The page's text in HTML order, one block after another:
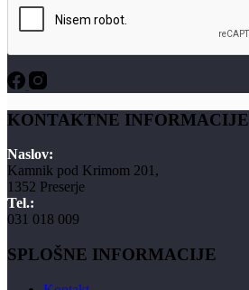
KONTAKTNE INFORMACIJE
Naslov:
Kamnik pod Krimom 201,
1352 Preserje
Tel.:
031 018 009
SPLOŠNE INFORMACIJE